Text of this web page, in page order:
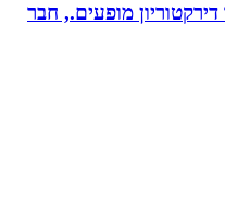
מופעים., חבר